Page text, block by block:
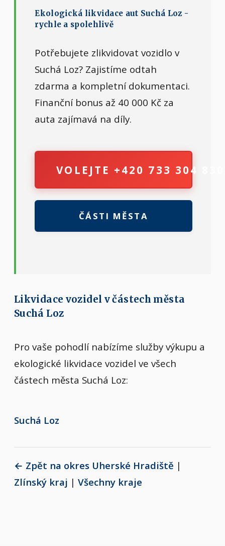
Ekologická likvidace aut Suchá Loz -
rychle a spolehlivě
Potřebujete zlikvidovat vozidlo v
Suchá Loz? Zajistíme odtah
zdarma a kompletní dokumentaci.
Finanční bonus až 40 000 Kč za
auta zajímavá na díly.
VOLEJTE +420 733 304 830
ČÁSTI MĚSTA
Likvidace vozidel v částech města
Suchá Loz
Pro vaše pohodlí nabízíme služby výkupu a
ekologické likvidace vozidel ve všech
částech města Suchá Loz:
Suchá Loz
← Zpět na okres Uherské Hradiště |
Zlínský kraj | Všechny kraje